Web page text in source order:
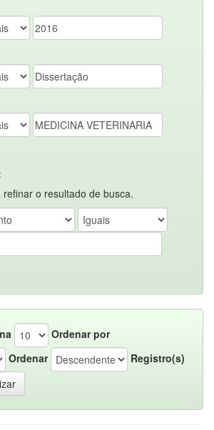
o resultado de busca.
Ordenar por
Ordenar
Registro(s)